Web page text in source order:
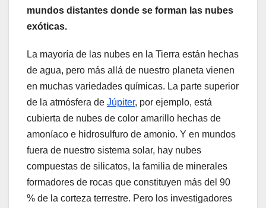
mundos distantes donde se forman las nubes
exóticas.
La mayoría de las nubes en la Tierra están hechas
de agua, pero más allá de nuestro planeta vienen
en muchas variedades químicas. La parte superior
de la atmósfera de Júpiter, por ejemplo, está
cubierta de nubes de color amarillo hechas de
amoníaco e hidrosulfuro de amonio. Y en mundos
fuera de nuestro sistema solar, hay nubes
compuestas de silicatos, la familia de minerales
formadores de rocas que constituyen más del 90
% de la corteza terrestre. Pero los investigadores